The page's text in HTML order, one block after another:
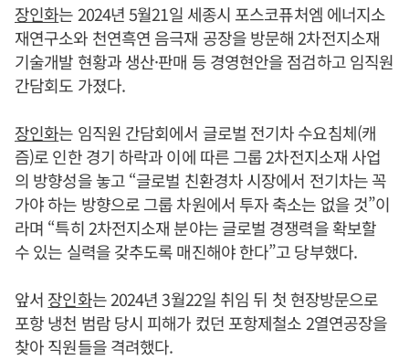
장인화는 2024년 5월21일 세종시 포스코퓨처엠 에너지소
재연구소와 천연흑연 음극재 공장을 방문해 2차전지소재
기술개발 현황과 생산·판매 등 경영현안을 점검하고 임직원
간담회도 가졌다.
장인화는 임직원 간담회에서 글로벌 전기차 수요침체(캐
즘)로 인한 경기 하락과 이에 따른 그룹 2차전지소재 사업
의 방향성을 놓고 “글로벌 친환경차 시장에서 전기차는 꼭
가야 하는 방향으로 그룹 차원에서 투자 축소는 없을 것”이
라며 “특히 2차전지소재 분야는 글로벌 경쟁력을 확보할
수 있는 실력을 갖추도록 매진해야 한다”고 당부했다.
앞서 장인화는 2024년 3월22일 취임 뒤 첫 현장방문으로
포항 냉천 범람 당시 피해가 컸던 포항제철소 2열연공장을
찾아 직원들을 격려했다.